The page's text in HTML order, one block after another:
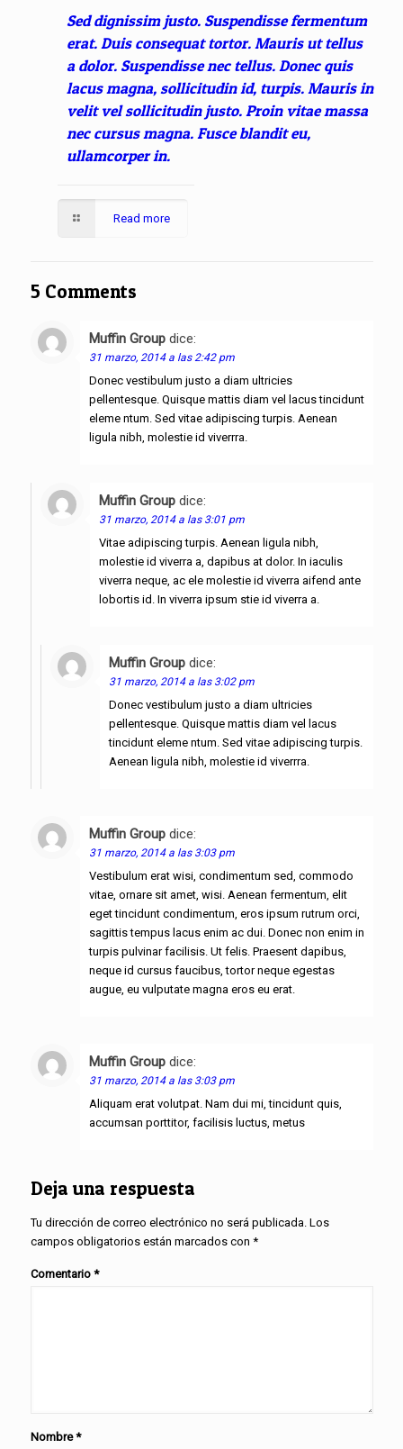
Sed dignissim justo. Suspendisse fermentum
erat. Duis consequat tortor. Mauris ut tellus
a dolor. Suspendisse nec tellus. Donec quis
lacus magna, sollicitudin id, turpis. Mauris in
velit vel sollicitudin justo. Proin vitae massa
nec cursus magna. Fusce blandit eu,
ullamcorper in.
Read more
5 Comments
Muffin Group dice:
31 marzo, 2014 a las 2:42 pm
Donec vestibulum justo a diam ultricies
pellentesque. Quisque mattis diam vel lacus tincidunt
eleme ntum. Sed vitae adipiscing turpis. Aenean
ligula nibh, molestie id viverrra.
Muffin Group dice:
31 marzo, 2014 a las 3:01 pm
Vitae adipiscing turpis. Aenean ligula nibh,
molestie id viverra a, dapibus at dolor. In iaculis
viverra neque, ac ele molestie id viverra aifend ante
lobortis id. In viverra ipsum stie id viverra a.
Muffin Group dice:
31 marzo, 2014 a las 3:02 pm
Donec vestibulum justo a diam ultricies
pellentesque. Quisque mattis diam vel lacus
tincidunt eleme ntum. Sed vitae adipiscing turpis.
Aenean ligula nibh, molestie id viverrra.
Muffin Group dice:
31 marzo, 2014 a las 3:03 pm
Vestibulum erat wisi, condimentum sed, commodo
vitae, ornare sit amet, wisi. Aenean fermentum, elit
eget tincidunt condimentum, eros ipsum rutrum orci,
sagittis tempus lacus enim ac dui. Donec non enim in
turpis pulvinar facilisis. Ut felis. Praesent dapibus,
neque id cursus faucibus, tortor neque egestas
augue, eu vulputate magna eros eu erat.
Muffin Group dice:
31 marzo, 2014 a las 3:03 pm
Aliquam erat volutpat. Nam dui mi, tincidunt quis,
accumsan porttitor, facilisis luctus, metus
Deja una respuesta
Tu dirección de correo electrónico no será publicada. Los
campos obligatorios están marcados con *
Comentario *
Nombre*